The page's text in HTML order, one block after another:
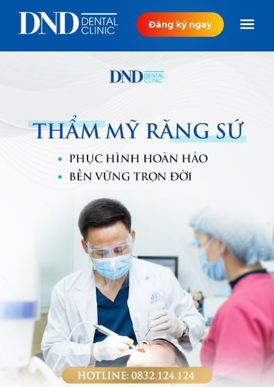
Đăng ký ngay